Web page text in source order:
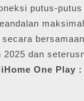
putus-
dan
One Play :